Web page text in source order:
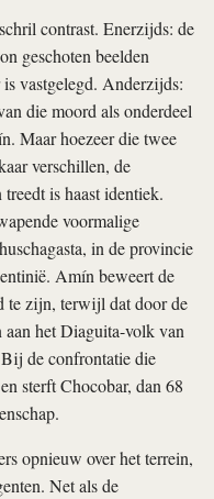
contrast. Enerzijds: de
geschoten beelden
vastgelegd. Anderzijds:
die moord als onderdeel
Maar hoezeer die twee
verschillen, de
is haast identiek.
voormalige
in de provincie
Amín beweert de
te zijn, terwijl dat door de
het Diaguita-volk van
de confrontatie die
sterft Chocobar, dan 68
opnieuw over het terrein,
Net als de